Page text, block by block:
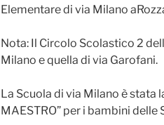
Elementare di via Milano
Nota: Il Circolo Scolastico 2
Milano e quella di via Garofani.
La Scuola di via Milano è stata
MAESTRO” per i bambini delle